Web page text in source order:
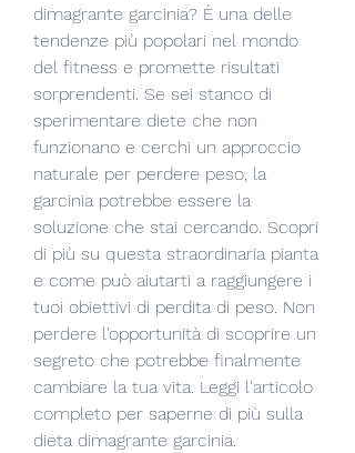
dimagrante garcinia? È una delle
tendenze più popolari nel mondo
del fitness e promette risultati
sorprendenti. Se sei stanco di
sperimentare diete che non
funzionano e cerchi un approccio
naturale per perdere peso, la
garcinia potrebbe essere la
soluzione che stai cercando. Scopri
di più su questa straordinaria pianta
e come può aiutarti a raggiungere i
tuoi obiettivi di perdita di peso. Non
perdere l'opportunità di scoprire un
segreto che potrebbe finalmente
cambiare la tua vita. Leggi l'articolo
completo per saperne di più sulla
dieta dimagrante garcinia.